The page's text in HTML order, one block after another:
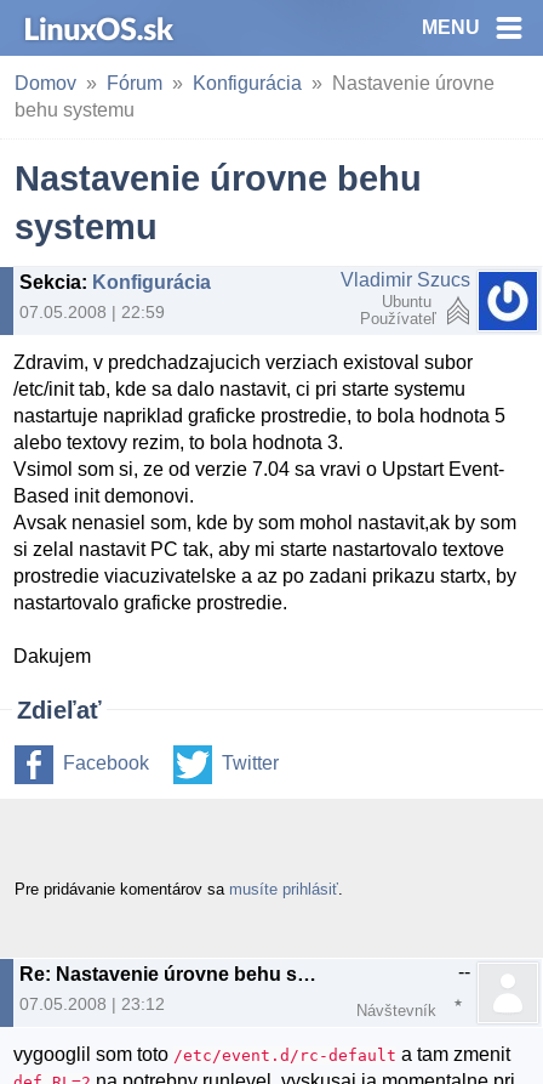
MENU
Domov Fórum Konfigurácia
Nastavenie úrovne
behu systemu
Nastavenie úrovne behu
systemu
Sekcia: Konfigurácia
07.05.2008 | 22:59
Vladimir Szucs
Ubuntu
Používateľ
Zdravim, v predchadzajucich verziach existoval subor
/etc/init tab, kde sa dalo nastavit, ci pri starte systemu
nastartuje napriklad graficke prostredie, to bola hodnota 5
alebo textovy rezim, to bola hodnota 3.
Vsimol som si, ze od verzie 7.04 sa vravi o Upstart Event-
Based init demonovi.
Avsak nenasiel som, kde by som mohol nastavit,ak by som
si zelal nastavit PC tak, aby mi starte nastartovalo textove
prostredie viacuzivatelske a az po zadani prikazu startx, by
nastartovalo graficke prostredie.
Dakujem
Zdieľať
Facebook Twitter
Pre pridávanie komentárov sa musíte prihlásiť
Re: Nastavenie úrovne behu systemu
07.05.2008 | 23:12
--
Návštevník
vygooglil som toto /etc/event.d/rc-default a tam zmenit